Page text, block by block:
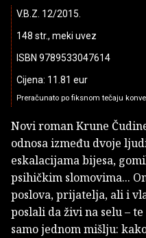
V.B.Z. 12/2015.
148 str., meki uvez
ISBN 9789533047614
Cijena: 11.81 eur
Preračunato po fiksnom tečaju
Novi roman Krune
odnosa između dvoje
eskalacijama bijesa,
psihičkim slomovima...
poslova, prijatelja, ali i
poslali da živi na selu –
samo jednom mišlju: